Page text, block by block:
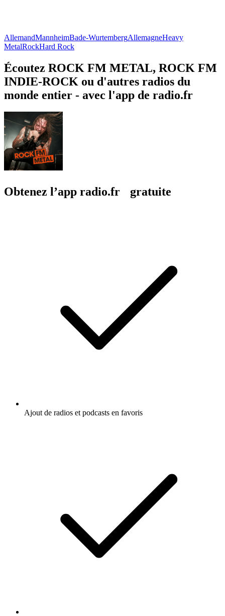
AllemandMannheimBade-WurtembergAllemagneHeavy
MetalRockHard Rock
Écoutez ROCK FM METAL, ROCK FM
INDIE-ROCK ou d'autres radios du
monde entier - avec l'app de radio.fr
Obtenez l’app radio.fr gratuite
Ajout de radios et podcasts en favoris